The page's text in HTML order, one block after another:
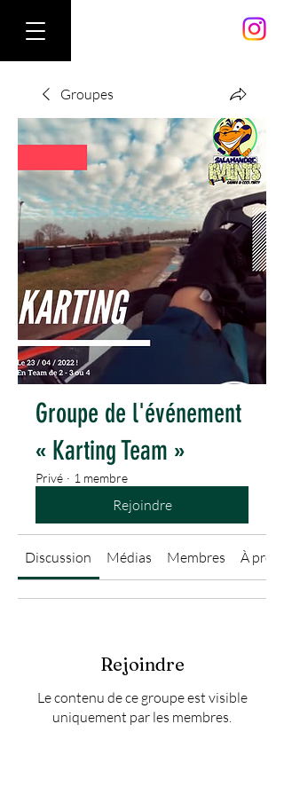
Groupes
Groupe de l'événement
« Karting Team »
Privé · 1 membre
Rejoindre
Discussion Médias Membres À
Rejoindre
Le contenu de ce groupe est visible
uniquement par les membres.